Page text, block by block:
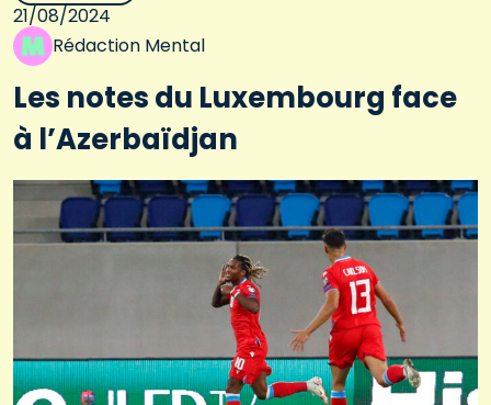
21/08/2024
Rédaction Mental
Les notes du Luxembourg face
à l’Azerbaïdjan